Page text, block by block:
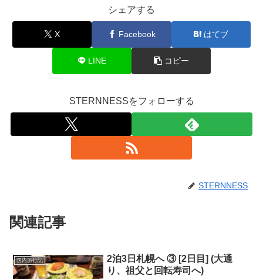
シェアする
X Facebook はてブ
LINE コピー
STERNNESSをフォローする
STERNNESS
関連記事
国内旅行記
2泊3日札幌へ ③ [2日目] (大通
り、祖父と回転寿司へ)